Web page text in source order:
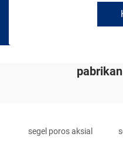
segel poros aksial